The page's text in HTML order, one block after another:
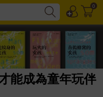
0
能成為童年玩伴